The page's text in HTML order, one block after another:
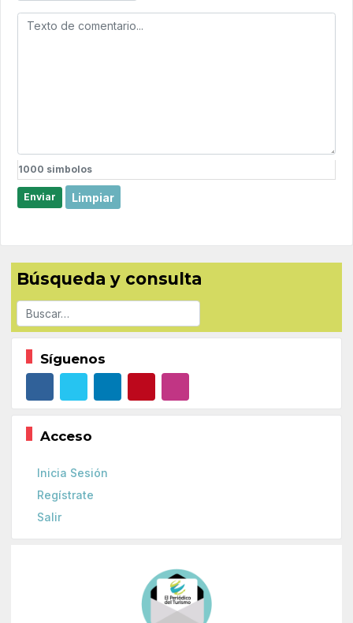
1000 simbolos
Enviar Limpiar
Búsqueda y consulta
Buscar
Síguenos
Acceso
Inicia Sesión
Regístrate
Salir